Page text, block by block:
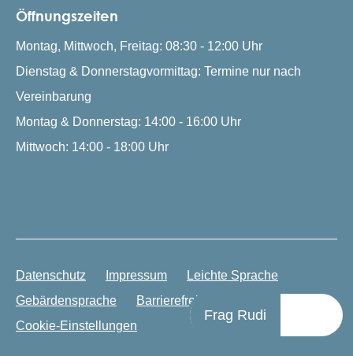
Öffnungszeiten
Montag, Mittwoch, Freitag: 08:30 - 12:00 Uhr
Dienstag & Donnerstagvormittag: Termine nur nach
Vereinbarung
Montag & Donnerstag: 14:00 - 16:00 Uhr
Mittwoch: 14:00 - 18:00 Uhr
Frag Rudi
Datenschutz Impressum
Leichte Sprache
Gebärdensprache
Barrierefreiheit
Cookie-Einstellungen